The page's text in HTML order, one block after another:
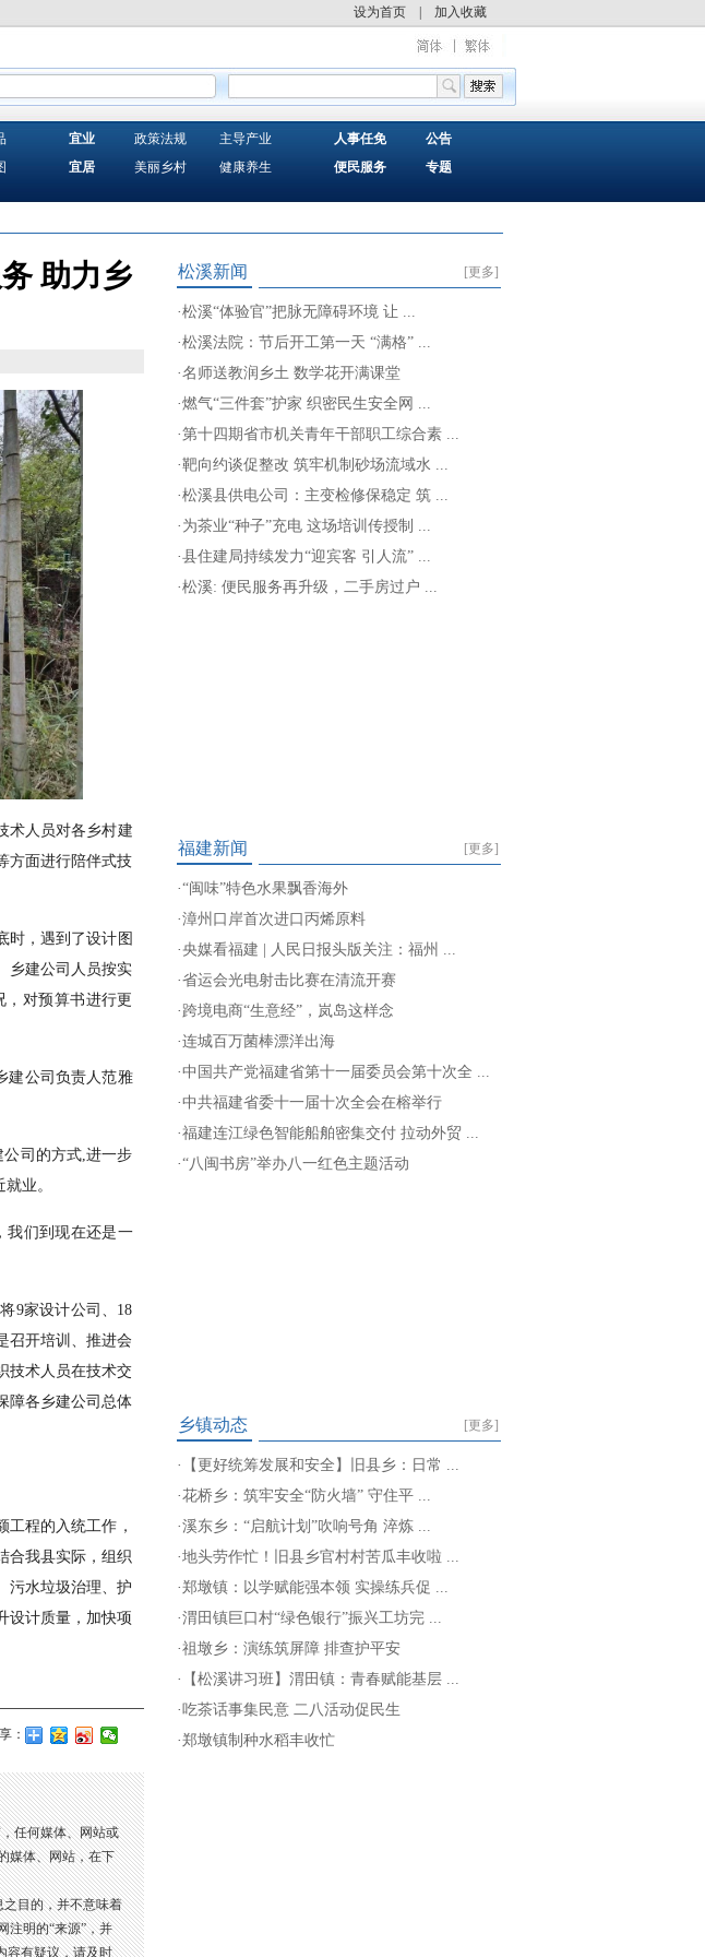
设为首页 加入收藏
宜业
宜居
政策法规
美丽乡村
主导产业
健康养生
人事任免
便民服务
公告
专题
助力乡
术人员对各乡村建
方面进行陪伴式技
时，遇到了设计图
乡建公司人员按实
，对预算书进行更
建公司负责人范雅
司的方式,进一步
业。
我们到现在还是一
9家设计公司、18
召开培训、推进会
技术人员在技术交
障各乡建公司总体
程的入统工作，
合我县实际，组织
污水垃圾治理、护
设计质量，加快项
：
任何媒体、网站或
媒体、网站，在下
目的，并不意味着
注明的“来源”，并
容有疑议，请及时
[更多]
松溪新闻
·松溪“体验官”把脉无障碍环境 让 ...
·松溪法院：节后开工第一天 “满格” ...
·名师送教润乡土 数学花开满课堂
·燃气“三件套”护家 织密民生安全网 ...
·第十四期省市机关青年干部职工综合素 ...
·靶向约谈促整改 筑牢机制砂场流域水 ...
·松溪县供电公司：主变检修保稳定 筑 ...
· 为茶业“种子”充电 这场培训传授制 ...
·县住建局持续发力“迎宾客 引人流” ...
·松溪: 便民服务再升级，二手房过户 ...
[更多]
福建新闻
·“闽味”特色水果飘香海外
·漳州口岸首次进口丙烯原料
·央媒看福建 | 人民日报头版关注：福州 ...
·省运会光电射击比赛在清流开赛
· 跨境电商“生意经”，岚岛这样念
·连城百万菌棒漂洋出海
·中国共产党福建省第十一届委员会第十次全 ...
·中共福建省委十一届十次全会在榕举行
·福建连江绿色智能船舶密集交付 拉动外贸 ...
·“八闽书房”举办八一红色主题活动
[更多]
乡镇动态
· 【更好统筹发展和安全】旧县乡：日常 ...
·花桥乡：筑牢安全“防火墙” 守住平 ...
·溪东乡：“启航计划”吹响号角 淬炼 ...
·地头劳作忙！旧县乡官村村苦瓜丰收啦 ...
·郑墩镇：以学赋能强本领 实操练兵促 ...
·渭田镇巨口村“绿色银行”振兴工坊完 ...
·祖墩乡：演练筑屏障 排查护平安
· 【松溪讲习班】渭田镇：青春赋能基层 ...
·吃茶话事集民意 二八活动促民生
·郑墩镇制种水稻丰收忙